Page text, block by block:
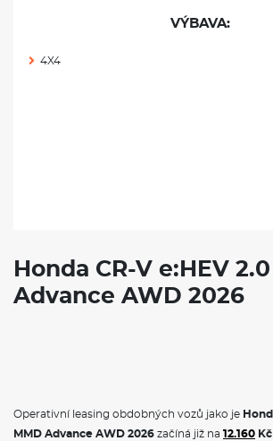
VÝBAVA:
4X4
Honda CR-V e:HEV
Advance AWD 2026
Operativní leasing obdobných vozů jako je
MMD Advance AWD 2026 začíná již na 12.160